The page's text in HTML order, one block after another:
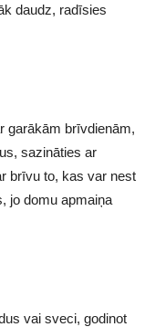
daudz, radīsies
garākām brīvdienām,
sazināties ar
brīvu to, kas var nest
jo domu apmaiņa
vai sveci, godinot